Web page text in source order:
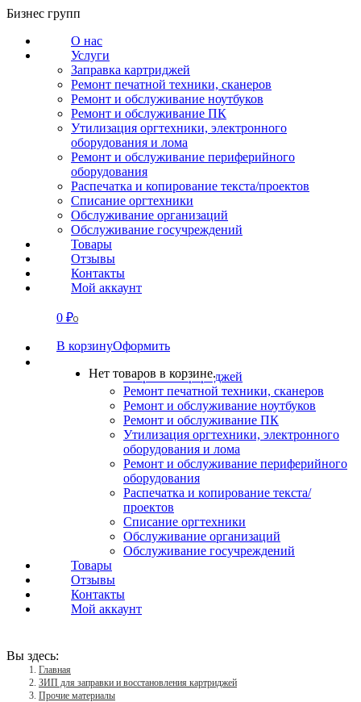
Перейти
содержанию
Бизнес групп
О нас
Услуги
Заправка картриджей
Ремонт печатной техники, сканеров
Ремонт и обслуживание ноутбуков
Ремонт и обслуживание ПК
Утилизация оргтехники, электронного
оборудования и лома
Ремонт и обслуживание периферийного
оборудования
Распечатка и копирование текста/проектов
Списание оргтехники
Обслуживание организаций
Обслуживание госучреждений
Товары
Отзывы
Контакты
Мой аккаунт
0 ₽0
В корзинуОформить
Нет товаров в корзине.
СВЯЗАТЬСЯ
О нас
Заправка картриджей
Ремонт печатной техники, сканеров
Ремонт и обслуживание ноутбуков
Ремонт и обслуживание ПК
Утилизация оргтехники, электронного
оборудования и лома
Ремонт и обслуживание периферийного
оборудования
Распечатка и копирование текста/
проектов
Списание оргтехники
Обслуживание организаций
Обслуживание госучреждений
Товары
Отзывы
Контакты
Мой аккаунт
Вы здесь:
Главная
ЗИП для заправки и восстановления картриджей
Прочие материалы